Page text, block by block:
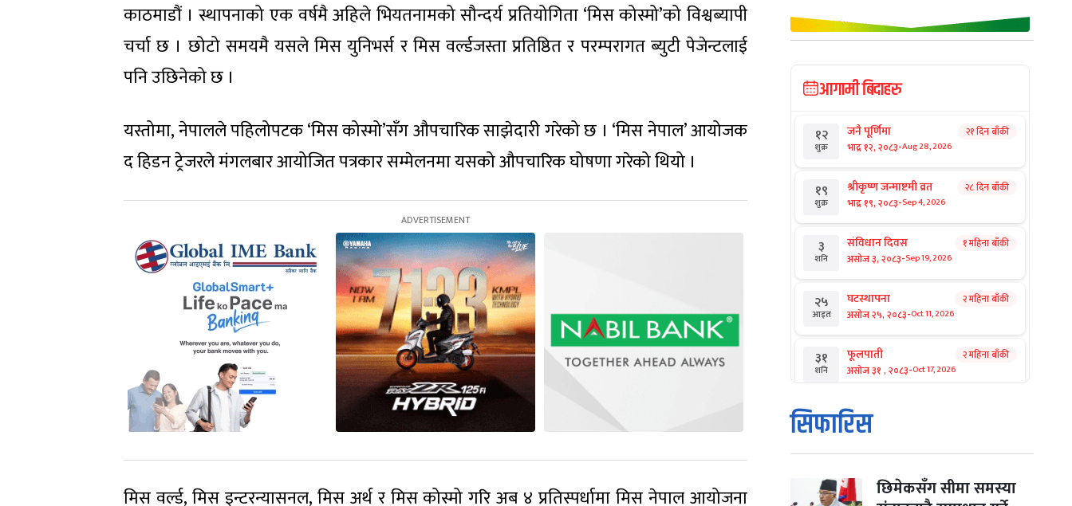
काठमाडौं । स्थापनाको एक वर्षमै अहिले भियतनामको सौन्दर्य प्रतियोगिता ‘मिस कोस्मो’को विश्वब्यापी
चर्चा छ । छोटो समयमै यसले मिस युनिभर्स र मिस वर्ल्डजस्ता प्रतिष्ठित र परम्परागत ब्युटी पेजेन्टलाई
पनि उछिनेको छ ।
यस्तोमा, नेपालले पहिलोपटक ‘मिस कोस्मो’सँग औपचारिक साझेदारी गरेको छ । ‘मिस नेपाल’ आयोजक
द हिडन ट्रेजरले मंगलबार आयोजित पत्रकार सम्मेलनमा यसको औपचारिक घोषणा गरेको थियो ।
मिस वर्ल्ड, मिस इन्टरन्यासनल, मिस अर्थ र मिस कोस्मो गरि अब ४ प्रतिस्पर्धामा मिस नेपाल आयोजना
आगामी बिदाहरु
१२
शुक्र
जनै पूर्णिमा
भाद्र १२, २०८३-Aug 28, 2026
२१ दिन बाँकी
१९
शुक्र
श्रीकृष्ण जन्माष्टमी व्रत
भाद्र १९, २०८३-Sep 4, 2026
२८ दिन बाँकी
३
शनि
संविधान दिवस
असोज ३, २०८३-Sep 19, 2026
१ महिना बाँकी
२५
आइत
घटस्थापना
असोज २५, २०८३-Oct 11, 2026
२ महिना बाँकी
३१
शनि
फूलपाती
असोज ३१ , २०८३-Oct 17, 2026
२ महिना बाँकी
१
आइत
कार्तिक सङ्क्रान्ति
कार्तिक १, २०८३
मंगल कार्तिक ३, २०८३-Oct 20, 2026
सिफारिस
छिमेकसँग सीमा समस्या